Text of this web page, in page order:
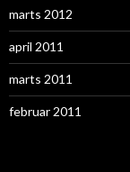
marts 2012
april 2011
marts 2011
februar 2011